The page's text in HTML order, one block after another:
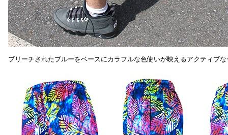
ブリーチされたブルーをベースにカラフルな色使いが映えるアクティブ